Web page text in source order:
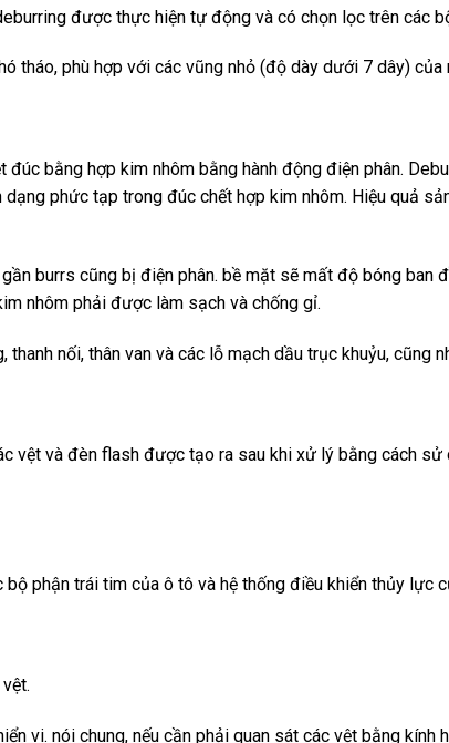
được thực hiện tự động và có chọn lọc trên các
tháo, phù hợp với các vũng nhỏ (độ dày dưới 7 dây) của
bằng hợp kim nhôm bằng hành động điện phân.
phức tạp trong đúc chết hợp kim nhôm. Hiệu quả
burrs cũng bị điện phân. bề mặt sẽ mất độ bóng ban
nhôm phải được làm sạch và chống gỉ.
nối, thân van và các lỗ mạch dầu trục khuỷu, cũng
vệt và đèn flash được tạo ra sau khi xử lý bằng cách
phận trái tim của ô tô và hệ thống điều khiển thủy lực
vi. nói chung, nếu cần phải quan sát các vệt bằng kính